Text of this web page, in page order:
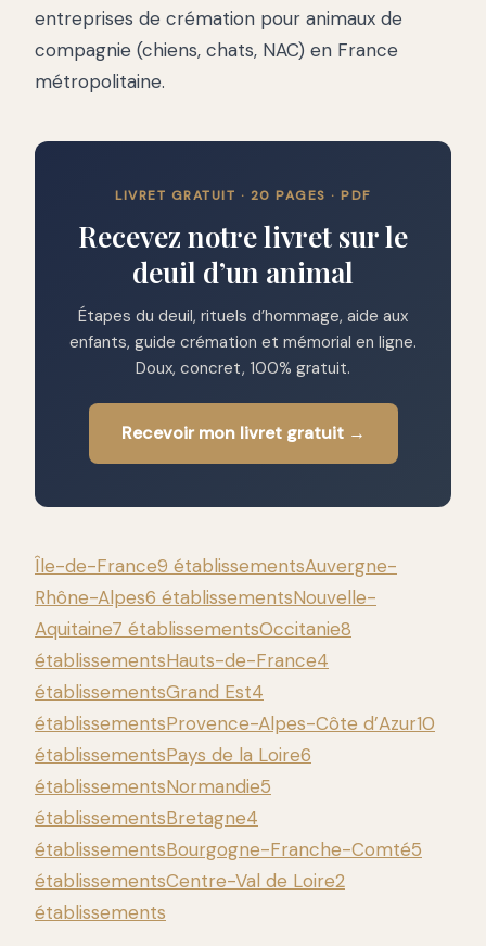
entreprises de crémation pour animaux de
compagnie (chiens, chats, NAC) en France
métropolitaine.
LIVRET GRATUIT · 20 PAGES · PDF
Recevez notre livret sur le
deuil d’un animal
Étapes du deuil, rituels d’hommage, aide aux
enfants, guide crémation et mémorial en ligne.
Doux, concret, 100% gratuit.
Recevoir mon livret gratuit →
Île-de-France9 établissementsAuvergne-
Rhône-Alpes6 établissementsNouvelle-
Aquitaine7 établissementsOccitanie8
établissementsHauts-de-France4
établissementsGrand Est4
établissementsProvence-Alpes-Côte d’Azur10
établissementsPays de la Loire6
établissementsNormandie5
établissementsBretagne4
établissementsBourgogne-Franche-Comté5
établissementsCentre-Val de Loire2
établissements